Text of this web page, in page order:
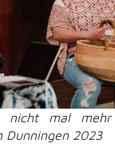
nicht mal mehr
Dunningen 2023